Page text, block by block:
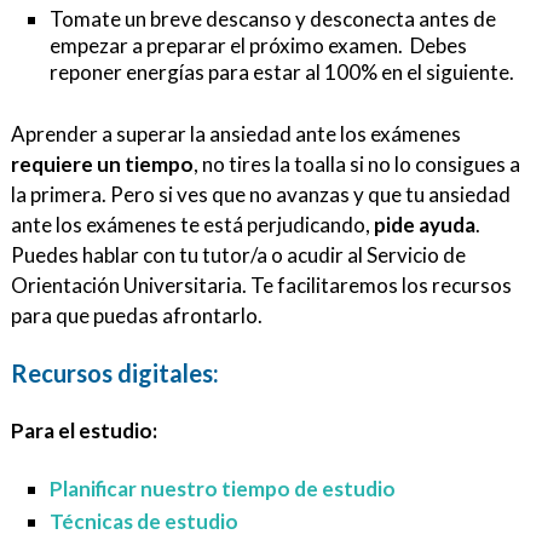
Tomate un breve descanso y desconecta antes de
empezar a preparar el próximo examen. Debes
reponer energías para estar al 100% en el siguiente.
Aprender a superar la ansiedad ante los exámenes
requiere un tiempo, no tires la toalla si no lo consigues a
la primera. Pero si ves que no avanzas y que tu ansiedad
ante los exámenes te está perjudicando, pide ayuda.
Puedes hablar con tu tutor/a o acudir al Servicio de
Orientación Universitaria. Te facilitaremos los recursos
para que puedas afrontarlo.
Recursos digitales:
Para el estudio:
Planificar nuestro tiempo de estudio
Técnicas de estudio